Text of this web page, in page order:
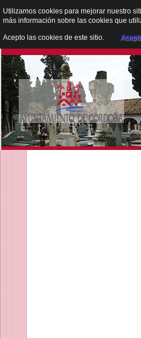
Utilizamos cookies para mejorar nuestro
más información sobre las cookies que
Acepto las cookies de este sitio.